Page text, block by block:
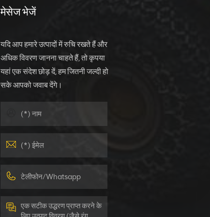
मेसेज भेजें
यदि आप हमारे उत्पादों में रुचि रखते हैं और
अधिक विवरण जानना चाहते हैं, तो कृपया
यहां एक संदेश छोड़ दें, हम जितनी जल्दी हो
सके आपको जवाब देंगे।